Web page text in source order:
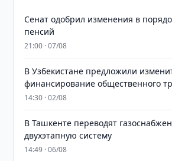
Сенат одобрил изменения в
пенсий
21:00 · 07/08
В Узбекистане предложили
финансирование общественного
14:30 · 02/08
В Ташкенте переводят
двухэтапную систему
14:49 · 06/08